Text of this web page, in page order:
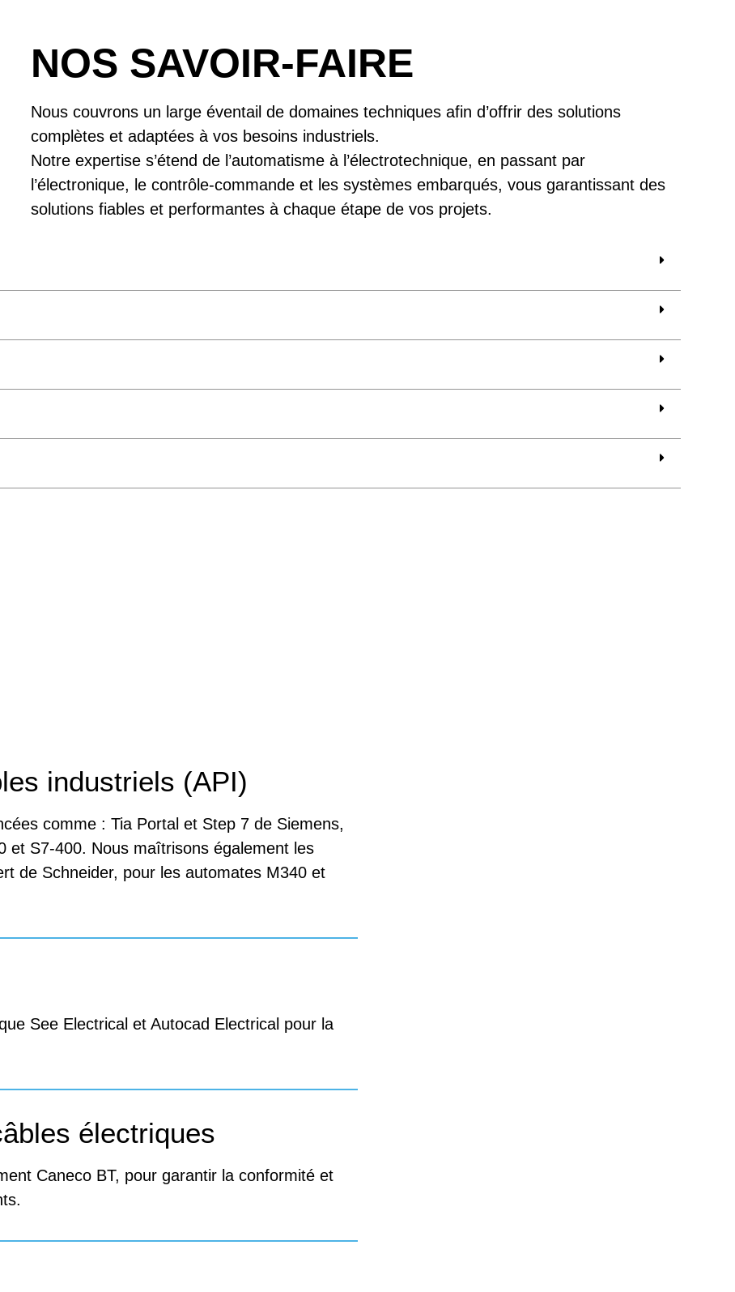
NOS SAVOIR-FAIRE
Nous couvrons un large éventail de domaines techniques afin d’offrir des solutions
complètes et adaptées à vos besoins industriels.
Notre expertise s’étend de l’automatisme à l’électrotechnique, en passant par
l’électronique, le contrôle-commande et les systèmes embarqués, vous garantissant des
solutions fiables et performantes à chaque étape de vos projets.
industriels (API)
comme : Tia Portal et Step 7 de Siemens,
et S7-400. Nous maîtrisons également les
de Schneider, pour les automates M340 et
See Electrical et Autocad Electrical pour la
électriques
Caneco BT, pour garantir la conformité et